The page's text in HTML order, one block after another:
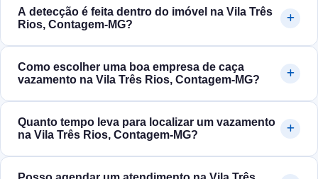
A detecção é feita dentro do imóvel na Vila Três
Rios, Contagem‑MG?
Como escolher uma boa empresa de caça
vazamento na Vila Três Rios, Contagem‑MG?
Quanto tempo leva para localizar um vazamento
na Vila Três Rios, Contagem‑MG?